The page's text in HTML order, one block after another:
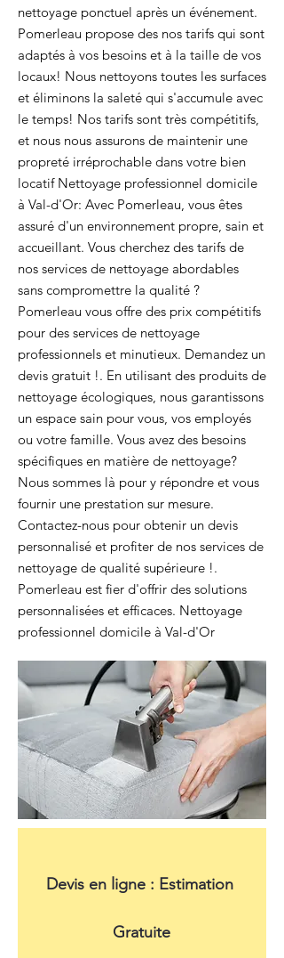
nettoyage ponctuel après un événement.
Pomerleau propose des nos tarifs qui sont
adaptés à vos besoins et à la taille de vos
locaux! Nous nettoyons toutes les surfaces
et éliminons la saleté qui s'accumule avec
le temps! Nos tarifs sont très compétitifs,
et nous nous assurons de maintenir une
propreté irréprochable dans votre bien
locatif Nettoyage professionnel domicile
à Val-d'Or: Avec Pomerleau, vous êtes
assuré d'un environnement propre, sain et
accueillant. Vous cherchez des tarifs de
nos services de nettoyage abordables
sans compromettre la qualité ?
Pomerleau vous offre des prix compétitifs
pour des services de nettoyage
professionnels et minutieux. Demandez un
devis gratuit !. En utilisant des produits de
nettoyage écologiques, nous garantissons
un espace sain pour vous, vos employés
ou votre famille. Vous avez des besoins
spécifiques en matière de nettoyage?
Nous sommes là pour y répondre et vous
fournir une prestation sur mesure.
Contactez-nous pour obtenir un devis
personnalisé et profiter de nos services de
nettoyage de qualité supérieure !.
Pomerleau est fier d'offrir des solutions
personnalisées et efficaces. Nettoyage
professionnel domicile à Val-d'Or
Devis en ligne : Estimation
Gratuite